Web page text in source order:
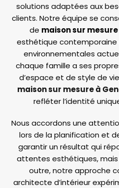
solutions adaptées aux
clients. Notre équipe se
de maison sur
esthétique
environnementales
chaque famille a ses
d’espace et de style de
maison sur mesure à
refléter l’identité
Nous accordons une
lors de la planification et
garantir un résultat qui
attentes esthétiques, mais
outre, notre approche
architecte d’intérieur